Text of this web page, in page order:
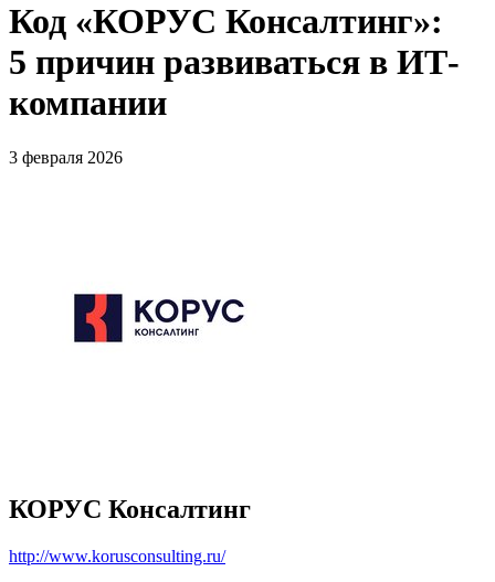
Код «КОРУС Консалтинг»:
5 причин развиваться в ИТ-
компании
3 февраля 2026
КОРУС Консалтинг
http://www.korusconsulting.ru/